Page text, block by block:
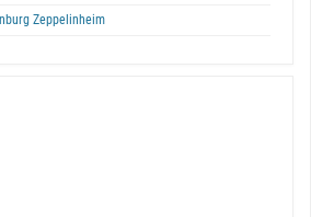
Zeppelinheim